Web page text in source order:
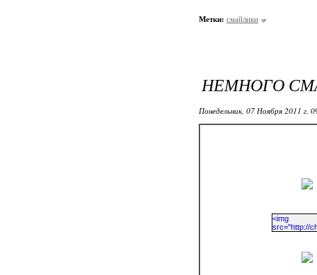
Метки: смайлики
НЕМНОГО
Понедельник, 07 Ноября 2011 г.